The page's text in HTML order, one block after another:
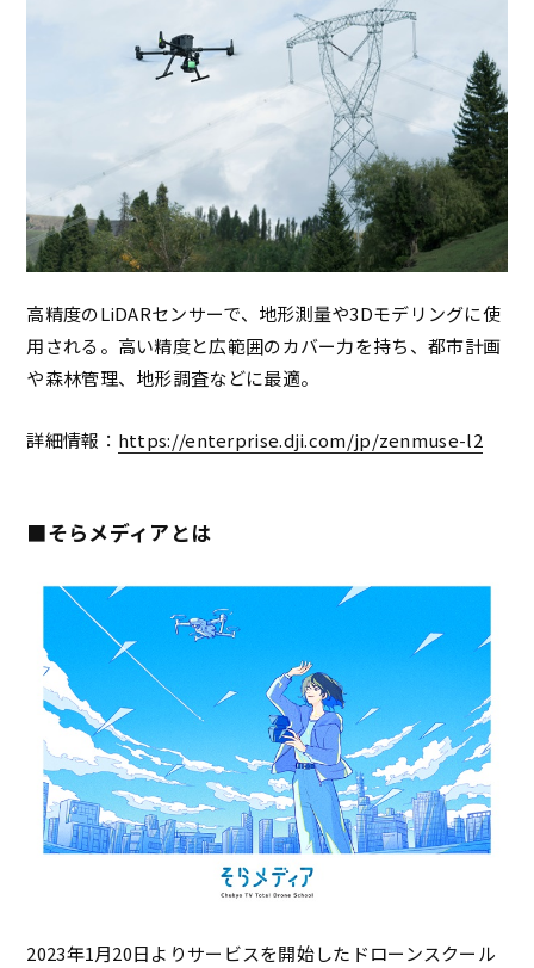
高精度のLiDARセンサーで、地形測量や3Dモデリングに使
用される。高い精度と広範囲のカバー力を持ち、都市計画
や森林管理、地形調査などに最適。
詳細情報： https://enterprise.dji.com/jp/zenmuse-l2
■そらメディアとは
2023年1月20日よりサービスを開始したドローンスクール